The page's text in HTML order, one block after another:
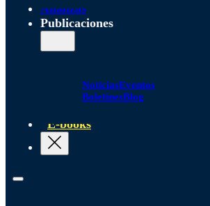
Alianzas
Publicaciones
NoticiasEventos
BoletinesBlog
E-books